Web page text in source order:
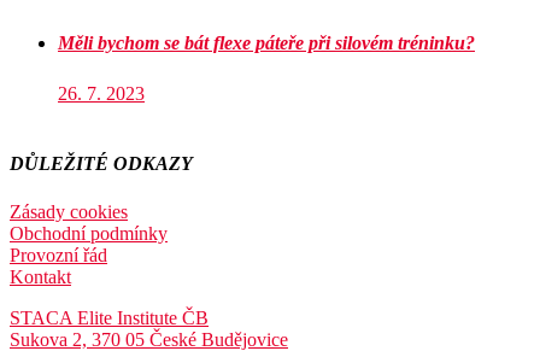
Měli bychom se bát flexe páteře při silovém tréninku?
26. 7. 2023
DŮLEŽITÉ ODKAZY
Zásady cookies
Obchodní podmínky
Provozní řád
Kontakt
STACA Elite Institute ČB
Sukova 2, 370 05 České Budějovice